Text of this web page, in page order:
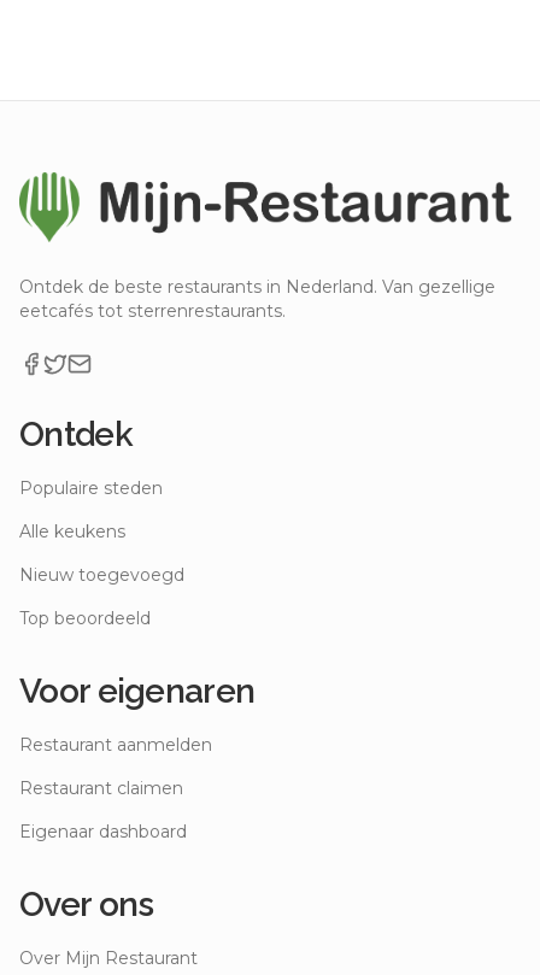
Ontdek de beste restaurants in Nederland. Van gezellige
eetcafés tot sterrenrestaurants.
Ontdek
Populaire steden
Alle keukens
Nieuw toegevoegd
Top beoordeeld
Voor eigenaren
Restaurant aanmelden
Restaurant claimen
Eigenaar dashboard
Over ons
Over Mijn Restaurant